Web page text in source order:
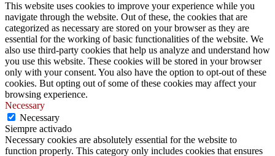
This website uses cookies to improve your experience while you
navigate through the website. Out of these, the cookies that are
categorized as necessary are stored on your browser as they are
essential for the working of basic functionalities of the website. We
also use third-party cookies that help us analyze and understand how
you use this website. These cookies will be stored in your browser
only with your consent. You also have the option to opt-out of these
cookies. But opting out of some of these cookies may affect your
browsing experience.
Necessary
Necessary
Siempre activado
Necessary cookies are absolutely essential for the website to
function properly. This category only includes cookies that ensures